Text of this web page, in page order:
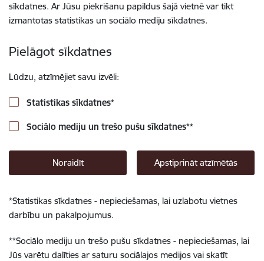
sīkdatnes. Ar Jūsu piekrišanu papildus šajā vietnē var tikt
izmantotas statistikas un sociālo mediju sīkdatnes.
Pielāgot sīkdatnes
Lūdzu, atzīmējiet savu izvēli:
Statistikas sīkdatnes*
Sociālo mediju un trešo pušu sīkdatnes**
Noraidīt Apstiprināt atzīmētās
*Statistikas sīkdatnes - nepieciešamas, lai uzlabotu vietnes
darbību un pakalpojumus.
**Sociālo mediju un trešo pušu sīkdatnes - nepieciešamas, lai
Jūs varētu dalīties ar saturu sociālajos medijos vai skatīt